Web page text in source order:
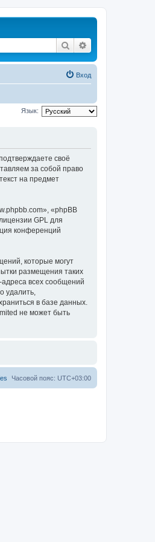
Поиск
Вход
Язык:
своё
за собой право
на предмет
«phpBB
GPL для
конференций
которые могут
размещения таких
всех сообщений
удалить,
в базе данных.
не может быть
Часовой пояс: UTC+03:00